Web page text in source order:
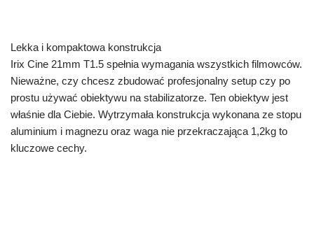
Lekka i kompaktowa konstrukcja
Irix Cine 21mm T1.5 spełnia wymagania wszystkich filmowców.
Nieważne, czy chcesz zbudować profesjonalny setup czy po
prostu używać obiektywu na stabilizatorze. Ten obiektyw jest
właśnie dla Ciebie. Wytrzymała konstrukcja wykonana ze stopu
aluminium i magnezu oraz waga nie przekraczająca 1,2kg to
kluczowe cechy.